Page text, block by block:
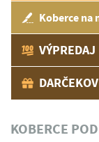
Koberce
VÝPREDAJ
KOBERCE